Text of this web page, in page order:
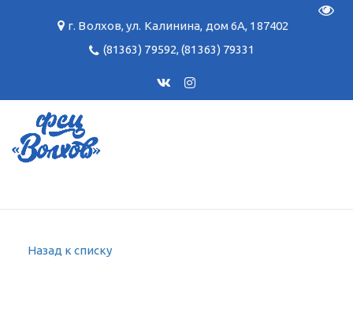
г. Волхов,ул. Калинина, дом 6А, 187402
(81363) 79592,(81363) 79331
Назад к списку